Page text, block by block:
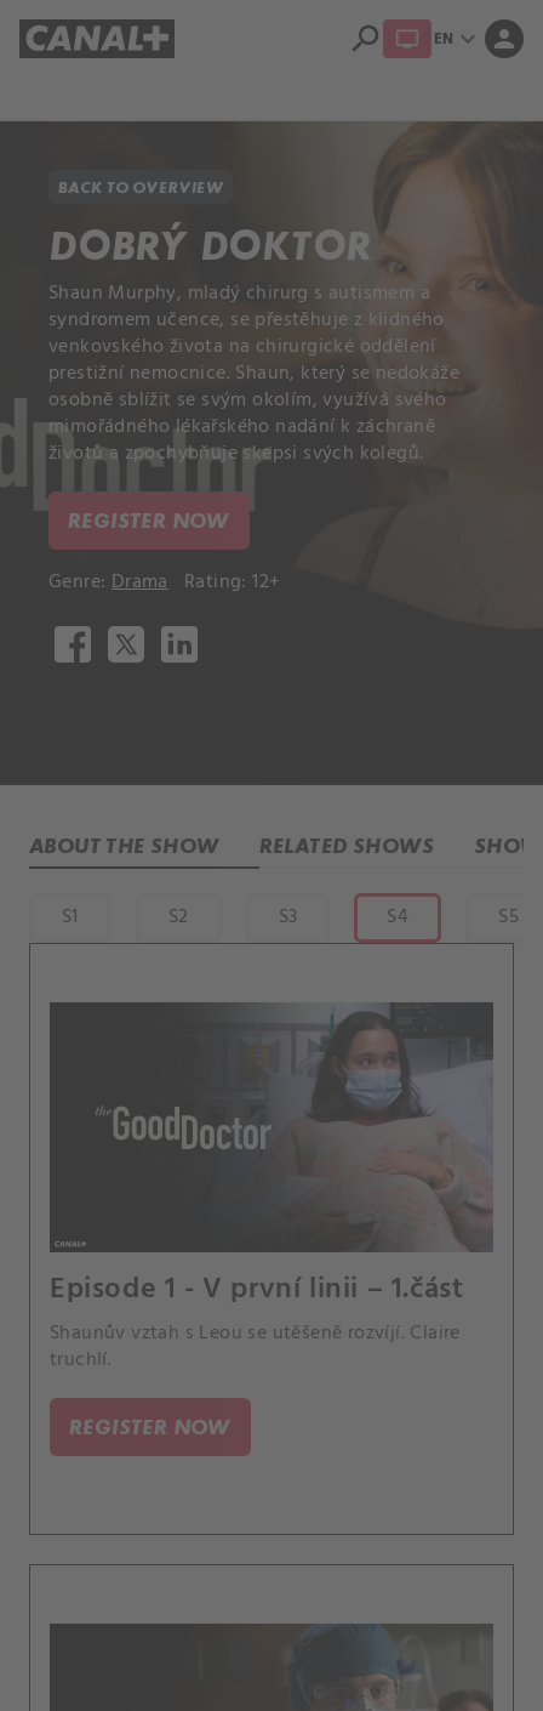
search EN expand_more person
BACK TO OVERVIEW
DOBRÝ DOKTOR
Shaun Murphy, mladý chirurg s autismem a
syndromem učence, se přestěhuje z klidného
venkovského života na chirurgické oddělení
prestižní nemocnice. Shaun, který se nedokáže
osobně sblížit se svým okolím, využívá svého
mimořádného lékařského nadání k záchraně
životů a zpochybňuje skepsi svých kolegů.
REGISTER NOW
Genre: Drama Rating: 12+
ABOUT THE SHOW RELATED SHOWS
S1 S2 S3 S4 S5
Episode 1 - V první linii – 1.část
Shaunův vztah s Leou se utěšeně rozvíjí. Claire
truchlí.
REGISTER NOW